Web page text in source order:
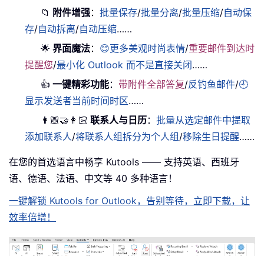
📁 附件增强：批量保存/批量分离/批量压缩/自动保
存/自动拆离/自动压缩……
🌟 界面魔法： 😊更多美观时尚表情/重要邮件到达时
提醒您/最小化 Outlook 而不是直接关闭……
👍 一键精彩功能：带附件全部答复/反钓鱼邮件/🕘
显示发送者当前时间时区……
👩🏼‍🤝‍👩🏻 联系人与日历：批量从选定邮件中提取
添加联系人/将联系人组拆分为个人组 /移除生日提醒……
在您的首选语言中畅享 Kutools —— 支持英语、西班牙
语、德语、法语、中文等 40 多种语言！
一键解锁 Kutools for Outlook，告别等待，立即下载，让
效率倍增！